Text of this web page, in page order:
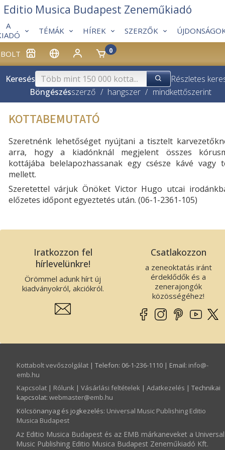
BOLT 0
A
TÉMÁK HÍREK SZERZŐK
Editio Musica Budapest Zeneműkiadó
Keresés
Részletes
Böngészésszerző / hangszer / mindkettőszerint
KOTTABEMUTATÓ
Szeretnénk lehetőséget nyújtani a tisztelt
arra, hogy a kiadónknál megjelent összes
kottájába belelapozhassanak egy csésze kávé vagy
mellett.
Szeretettel várjuk Önöket Victor Hugo utcai
előzetes időpont egyeztetés után. (06-1-2361-105)
Iratkozzon fel
hírlevelünkre!
Örömmel adunk hírt új
kiadványokról, akciókról.
Csatlakozzon
a zeneoktatás iránt
érdeklődők és a
zenerajongók
közösségéhez!
Kottabolt vevőszolgálat | Telefon: 06-1-236-1110 | Email: info­@­
emb.hu
Kapcsolat | Rólunk | Vásárlási feltételek | Adatkezelés | Technikai
kapcsolat: webmaster­@­emb.hu
Kölcsönanyag és jogkezelés: Universal Music Publishing Editio
Musica Budapest
Az Editio Musica Budapest és az EMB márkaneveket a Universal
Music Publishing Editio Musica Budapest Zeneműkiadó Kft.